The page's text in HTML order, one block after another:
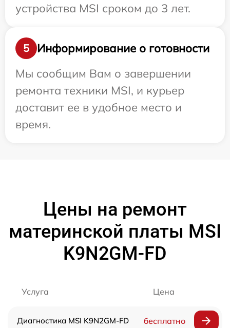
устройства MSI сроком до 3 лет.
5
Информирование о готовности
Мы сообщим Вам о завершении
ремонта техники MSI, и курьер
доставит ее в удобное место и
время.
Цены на ремонт
материнской платы MSI
K9N2GM-FD
Услуга Цена
Диагностика MSI K9N2GM-FD бесплатно